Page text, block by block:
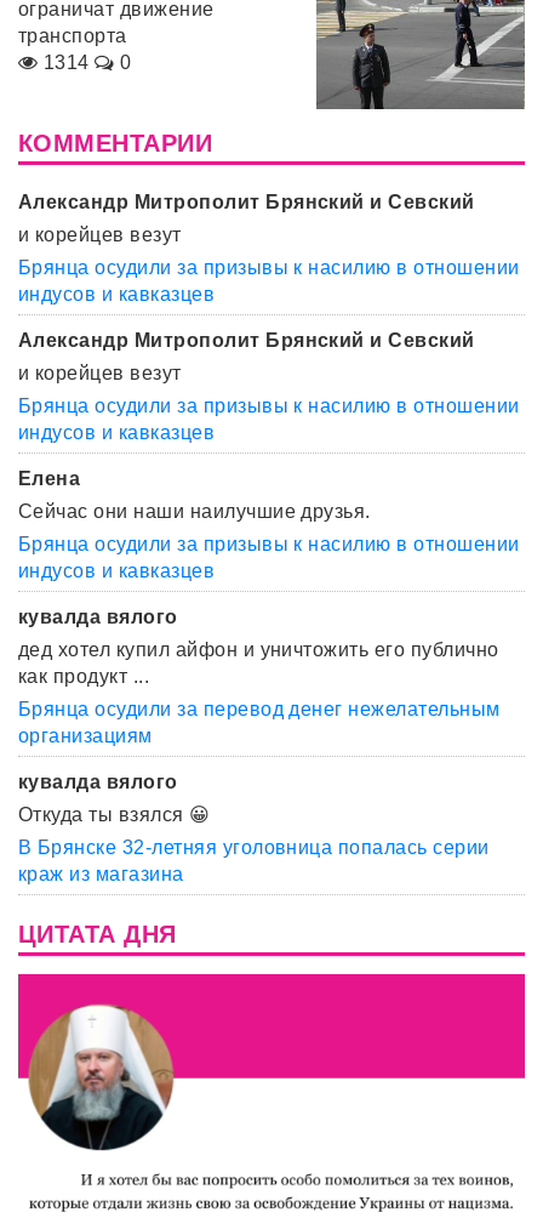
ограничат движение
транспорта
1314
0
КОММЕНТАРИИ
Александр Митрополит Брянский и Севский
и корейцев везут
Брянца осудили за призывы к насилию в отношении
индусов и кавказцев
Александр Митрополит Брянский и Севский
и корейцев везут
Брянца осудили за призывы к насилию в отношении
индусов и кавказцев
Елена
Сейчас они наши наилучшие друзья.
Брянца осудили за призывы к насилию в отношении
индусов и кавказцев
кувалда вялого
дед хотел купил айфон и уничтожить его публично
как продукт ...
Брянца осудили за перевод денег нежелательным
организациям
кувалда вялого
Откуда ты взялся 😀
В Брянске 32-летняя уголовница попалась серии
краж из магазина
ЦИТАТА ДНЯ